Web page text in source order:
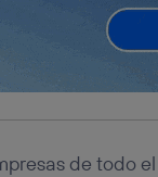
de todo